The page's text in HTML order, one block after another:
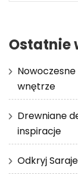
Ostatnie
wnętrze
Drewniane
inspiracje
Odkryj